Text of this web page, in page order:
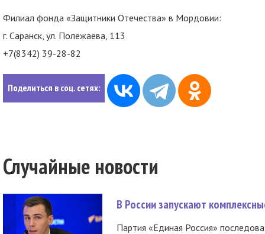
Филиал фонда «Защитники Отечества» в Мордовии:
г. Саранск, ул. Полежаева, 113
+7(8342) 39-28-82
Поделиться в соц. сетях:
Случайные новости
В России запускают
Партия «Единая Россия»